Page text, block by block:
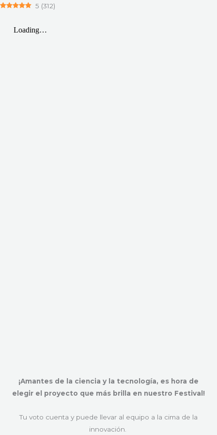
5 (312)
¡Amantes de la ciencia y la tecnología, es hora de
elegir el proyecto que más brilla en nuestro Festival!
Tu voto cuenta y puede llevar al equipo a la cima de la
innovación.